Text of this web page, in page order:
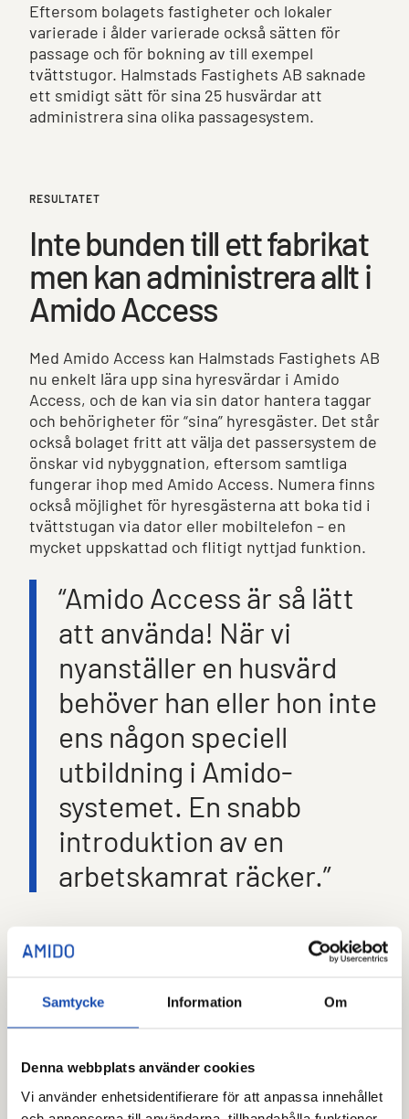
Samtycke Information Om
Denna webbplats använder cookies
Vi använder enhetsidentifierare för att anpassa innehållet
Eftersom bolagets fastigheter och lokaler
varierade i ålder varierade också sätten för
passage och för bokning av till exempel
tvättstugor. Halmstads Fastighets AB saknade
ett smidigt sätt för sina 25 husvärdar att
administrera sina olika passagesystem.
RESULTATET
Inte bunden till ett fabrikat
men kan administrera allt i
Amido Access
Med Amido Access kan Halmstads Fastighets AB
nu enkelt lära upp sina hyresvärdar i Amido
Access, och de kan via sin dator hantera taggar
och behörigheter för “sina” hyresgäster. Det står
också bolaget fritt att välja det passersystem de
önskar vid nybyggnation, eftersom samtliga
fungerar ihop med Amido Access. Numera finns
också möjlighet för hyresgästerna att boka tid i
tvättstugan via dator eller mobiltelefon – en
mycket uppskattad och flitigt nyttjad funktion.
“Amido Access är så lätt
att använda! När vi
nyanställer en husvärd
behöver han eller hon inte
ens någon speciell
utbildning i Amido-
systemet. En snabb
introduktion av en
arbetskamrat räcker.”
– Mats Carlsson
, IT-ansvarig, Halmstads
josefine.johansson@amido.se
Som Marknadsansvarig på Amido brinner
berättar om hur ni som fastighetsägare
enkelt kan skapa säkerhet, kontroll och